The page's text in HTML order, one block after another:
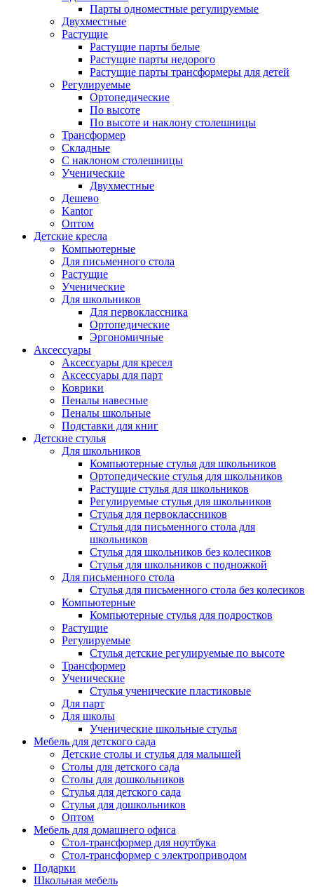
Парты одноместные регулируемые
Двухместные
Растущие
Растущие парты белые
Растущие парты недорого
Растущие парты трансформеры для детей
Регулируемые
Ортопедические
По высоте
По высоте и наклону столешницы
Трансформер
Складные
С наклоном столешницы
Ученические
Двухместные
Дешево
Kantor
Оптом
Детские кресла
Компьютерные
Для письменного стола
Растущие
Ученические
Для школьников
Для первоклассника
Ортопедические
Эргономичные
Аксессуары
Аксессуары для кресел
Аксессуары для парт
Коврики
Пеналы навесные
Пеналы школьные
Подставки для книг
Детские стулья
Для школьников
Компьютерные стулья для школьников
Ортопедические стулья для школьников
Растущие стулья для школьников
Регулируемые стулья для школьников
Стулья для первоклассников
Стулья для письменного стола для
школьников
Стулья для школьников без колесиков
Стулья для школьников с подножкой
Для письменного стола
Стулья для письменного стола без колесиков
Компьютерные
Компьютерные стулья для подростков
Растущие
Регулируемые
Стулья детские регулируемые по высоте
Трансформер
Ученические
Стулья ученические пластиковые
Для парт
Для школы
Ученические школьные стулья
Мебель для детского сада
Детские столы и стулья для малышей
Столы для детского сада
Столы для дошкольников
Стулья для детского сада
Стулья для дошкольников
Оптом
Мебель для домашнего офиса
Стол-трансформер для ноутбука
Стол-трансформер с электроприводом
Подарки
Школьная мебель